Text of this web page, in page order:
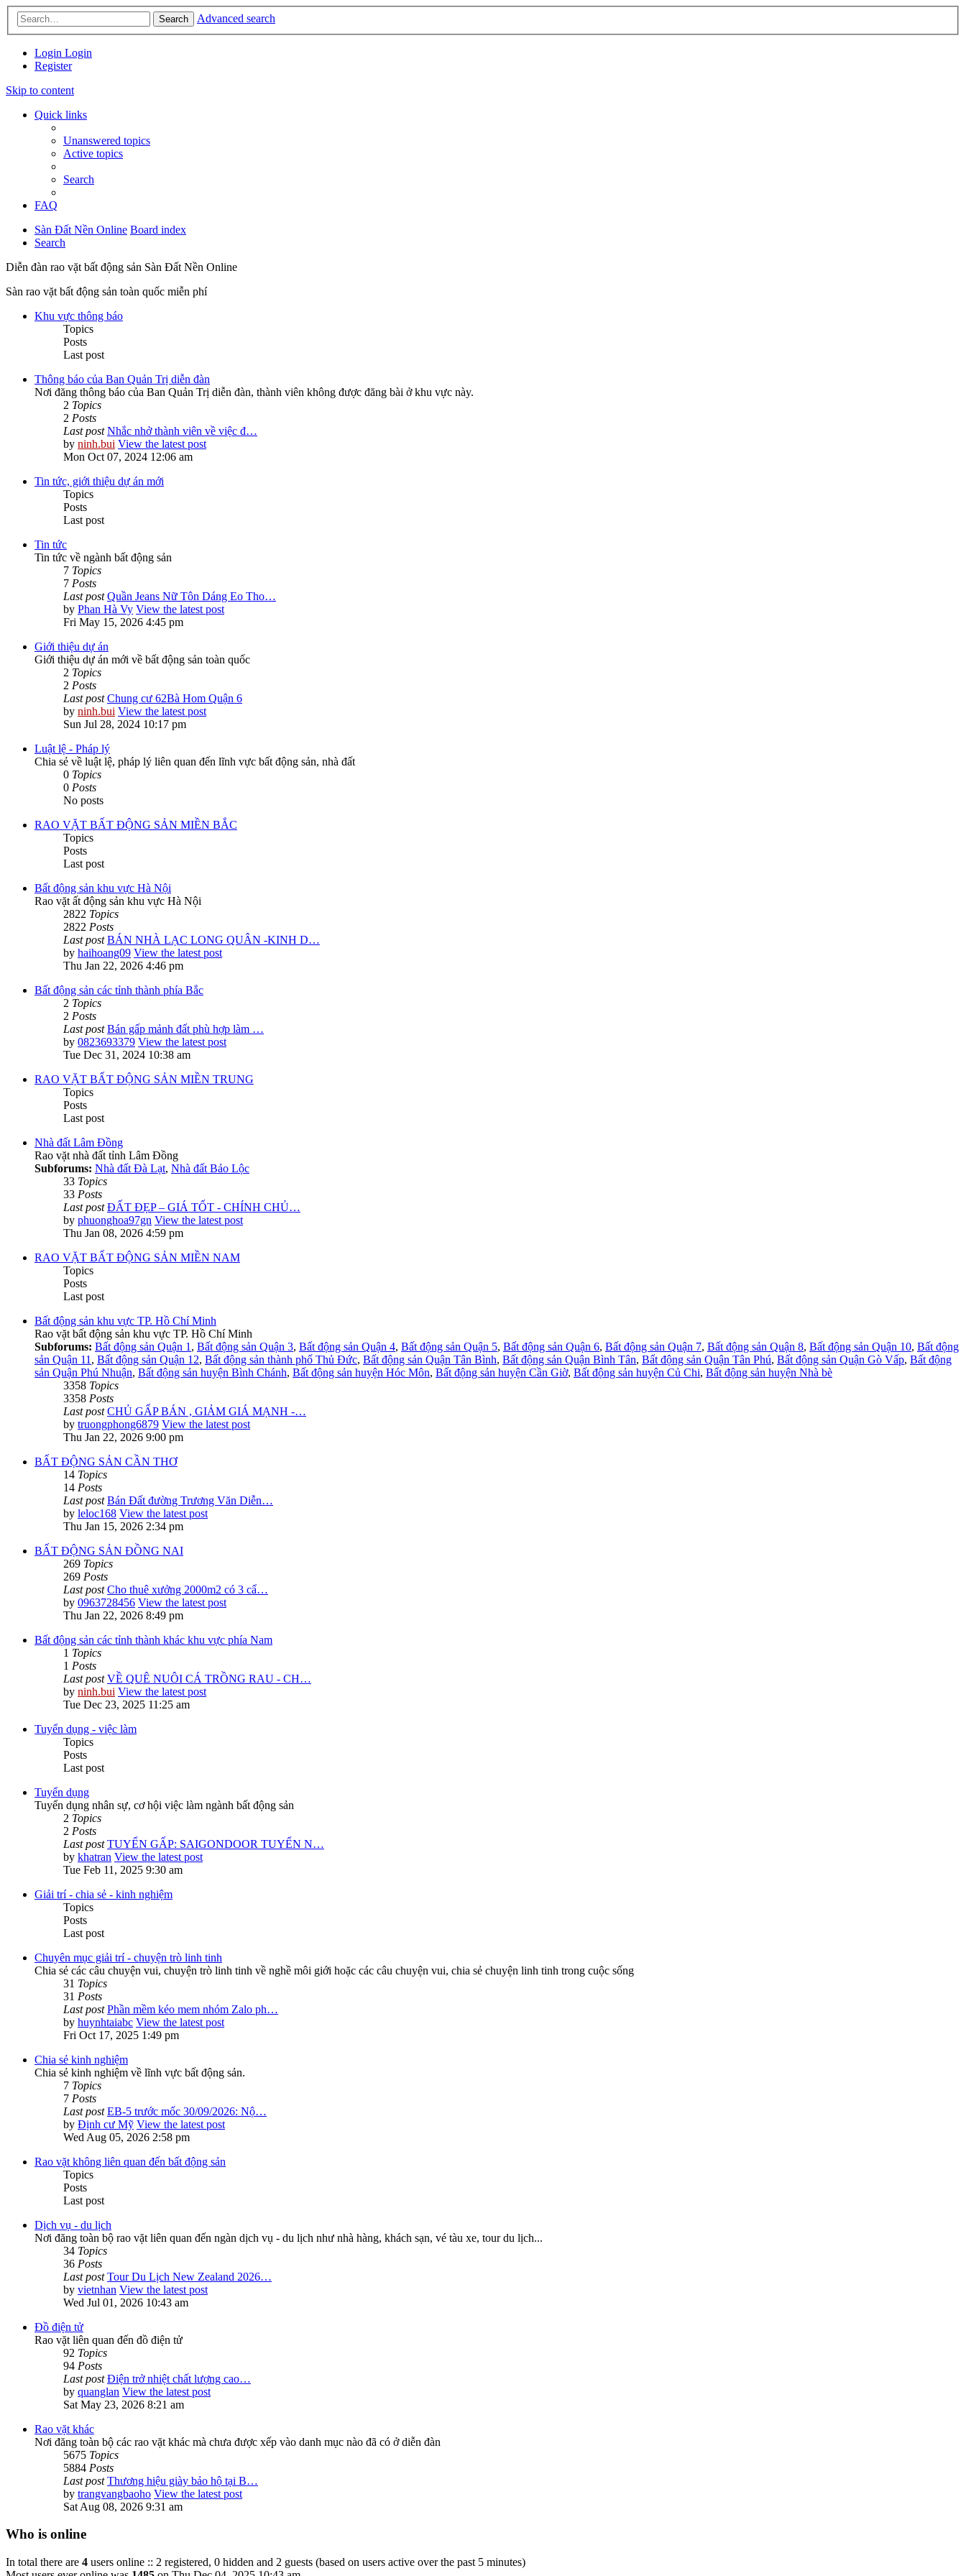
Search Advanced search
Login Login
Register
Skip to content
Quick links
Unanswered topics
Active topics
Search
FAQ
Sàn Đất Nền Online Board index
Search
Diễn đàn rao vặt bất động sản Sàn Đất Nền Online
Sàn rao vặt bất động sản toàn quốc miễn phí
Khu vực thông báo
Topics
Posts
Last post
Thông báo của Ban Quản Trị diễn đàn
Nơi đăng thông báo của Ban Quản Trị diễn đàn, thành viên không được đăng bài ở khu vực này.
2 Topics
2 Posts
Last post Nhắc nhở thành viên về việc đ…
by ninh.bui View the latest post
Mon Oct 07, 2024 12:06 am
Tin tức, giới thiệu dự án mới
Topics
Posts
Last post
Tin tức
Tin tức về ngành bất động sản
7 Topics
7 Posts
Last post Quần Jeans Nữ Tôn Dáng Eo Tho…
by Phan Hà Vy View the latest post
Fri May 15, 2026 4:45 pm
Giới thiệu dự án
Giới thiệu dự án mới về bất động sản toàn quốc
2 Topics
2 Posts
Last post Chung cư 62Bà Hom Quận 6
by ninh.bui View the latest post
Sun Jul 28, 2024 10:17 pm
Luật lệ - Pháp lý
Chia sẻ về luật lệ, pháp lý liên quan đến lĩnh vực bất động sản, nhà đất
0 Topics
0 Posts
No posts
RAO VẶT BẤT ĐỘNG SẢN MIỀN BẮC
Topics
Posts
Last post
Bất động sản khu vực Hà Nội
Rao vặt ất động sản khu vực Hà Nội
2822 Topics
2822 Posts
Last post BÁN NHÀ LẠC LONG QUÂN -KINH D…
by haihoang09 View the latest post
Thu Jan 22, 2026 4:46 pm
Bất động sản các tỉnh thành phía Bắc
2 Topics
2 Posts
Last post Bán gấp mảnh đất phù hợp làm …
by 0823693379 View the latest post
Tue Dec 31, 2024 10:38 am
RAO VẶT BẤT ĐỘNG SẢN MIỀN TRUNG
Topics
Posts
Last post
Nhà đất Lâm Đồng
Rao vặt nhà đất tỉnh Lâm Đồng
Subforums: Nhà đất Đà Lạt, Nhà đất Bảo Lộc
33 Topics
33 Posts
Last post ĐẤT ĐẸP – GIÁ TỐT - CHÍNH CHỦ…
by phuonghoa97gn View the latest post
Thu Jan 08, 2026 4:59 pm
RAO VẶT BẤT ĐỘNG SẢN MIỀN NAM
Topics
Posts
Last post
Bất động sản khu vực TP. Hồ Chí Minh
Rao vặt bất động sản khu vực TP. Hồ Chí Minh
Subforums: Bất động sản Quận 1 , Bất động sản Quận 3, Bất động sản Quận 4, Bất động sản Quận 5, Bất động sản Quận 6, Bất động sản Quận 7, Bất động sản Quận 8, Bất động sản Quận 10, Bất động
sản Quận 11 , Bất động sản Quận 12, Bất động sản thành phố Thủ Đức, Bất động sản Quận Tân Bình, Bất động sản Quận Bình Tân, Bất động sản Quận Tân Phú, Bất động sản Quận Gò Vấp, Bất động
sản Quận Phú Nhuận, Bất động sản huyện Bình Chánh, Bất động sản huyện Hóc Môn, Bất động sản huyện Cần Giờ, Bất động sản huyện Củ Chi, Bất động sản huyện Nhà bè
3358 Topics
3358 Posts
Last post CHỦ GẤP BÁN , GIẢM GIÁ MẠNH -…
by truongphong6879 View the latest post
Thu Jan 22, 2026 9:00 pm
BẤT ĐỘNG SẢN CẦN THƠ
14 Topics
14 Posts
Last post Bán Đất đường Trương Văn Diễn…
by leloc168 View the latest post
Thu Jan 15, 2026 2:34 pm
BẤT ĐỘNG SẢN ĐỒNG NAI
269 Topics
269 Posts
Last post Cho thuê xưởng 2000m2 có 3 cẩ…
by 0963728456 View the latest post
Thu Jan 22, 2026 8:49 pm
Bất động sản các tỉnh thành khác khu vực phía Nam
1 Topics
1 Posts
Last post VỀ QUÊ NUÔI CÁ TRỒNG RAU - CH…
by ninh.bui View the latest post
Tue Dec 23, 2025 11:25 am
Tuyển dụng - việc làm
Topics
Posts
Last post
Tuyển dụng
Tuyển dụng nhân sự, cơ hội việc làm ngành bất động sản
2 Topics
2 Posts
Last post TUYỂN GẤP: SAIGONDOOR TUYỂN N…
by khatran View the latest post
Tue Feb 11, 2025 9:30 am
Giải trí - chia sẻ - kinh nghiệm
Topics
Posts
Last post
Chuyên mục giải trí - chuyện trò linh tinh
Chia sẻ các câu chuyện vui, chuyện trò linh tinh về nghề môi giới hoặc các câu chuyện vui, chia sẻ chuyện linh tinh trong cuộc sống
31 Topics
31 Posts
Last post Phần mềm kéo mem nhóm Zalo ph…
by huynhtaiabc View the latest post
Fri Oct 17, 2025 1:49 pm
Chia sẻ kinh nghiệm
Chia sẻ kinh nghiệm về lĩnh vực bất động sản.
7 Topics
7 Posts
Last post EB-5 trước mốc 30/09/2026: Nộ…
by Định cư Mỹ View the latest post
Wed Aug 05, 2026 2:58 pm
Rao vặt không liên quan đến bất động sản
Topics
Posts
Last post
Dịch vụ - du lịch
Nơi đăng toàn bộ rao vặt liên quan đến ngàn dịch vụ - du lịch như nhà hàng, khách sạn, vé tàu xe, tour du lịch...
34 Topics
36 Posts
Last post Tour Du Lịch New Zealand 2026…
by vietnhan View the latest post
Wed Jul 01, 2026 10:43 am
Đồ điện tử
Rao vặt liên quan đến đồ điện tử
92 Topics
94 Posts
Last post Điện trở nhiệt chất lượng cao…
by quanglan View the latest post
Sat May 23, 2026 8:21 am
Rao vặt khác
Nơi đăng toàn bộ các rao vặt khác mà chưa được xếp vào danh mục nào đã có ở diễn đàn
5675 Topics
5884 Posts
Last post Thương hiệu giày bảo hộ tại B…
by trangvangbaoho View the latest post
Sat Aug 08, 2026 9:31 am
Who is online
In total there are 4 users online :: 2 registered, 0 hidden and 2 guests (based on users active over the past 5 minutes)